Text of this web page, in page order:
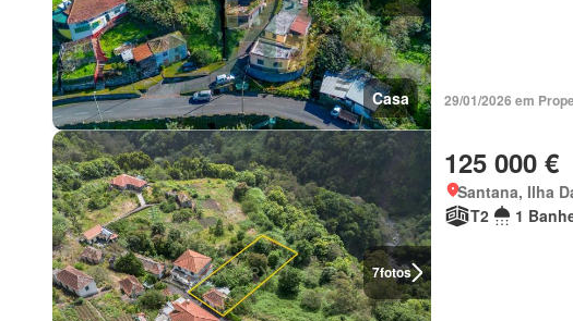
Casa 29/01/2026 em
7fotos
125 000 €
Santana, Ilha
T2
1